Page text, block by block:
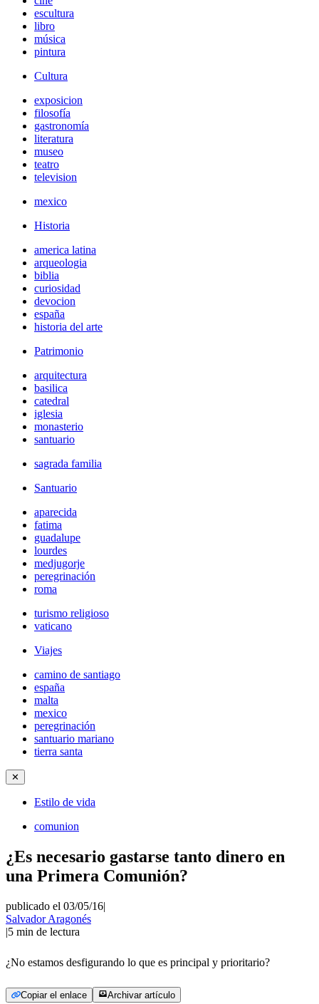
escultura
libro
música
pintura
Cultura
exposicion
filosofía
gastronomía
literatura
museo
teatro
television
mexico
Historia
america latina
arqueologia
biblia
curiosidad
devocion
españa
historia del arte
Patrimonio
arquitectura
basilica
catedral
iglesia
monasterio
santuario
sagrada familia
Santuario
aparecida
fatima
guadalupe
lourdes
medjugorje
peregrinación
roma
turismo religioso
vaticano
Viajes
camino de santiago
españa
malta
mexico
peregrinación
santuario mariano
tierra santa
✕
Estilo de vida
comunion
¿Es necesario gastarse tanto dinero en
una Primera Comunión?
publicado el 03/05/16|
Salvador Aragonés
|5 min de lectura
¿No estamos desfigurando lo que es principal y prioritario?
Copiar el enlace Archivar artículo